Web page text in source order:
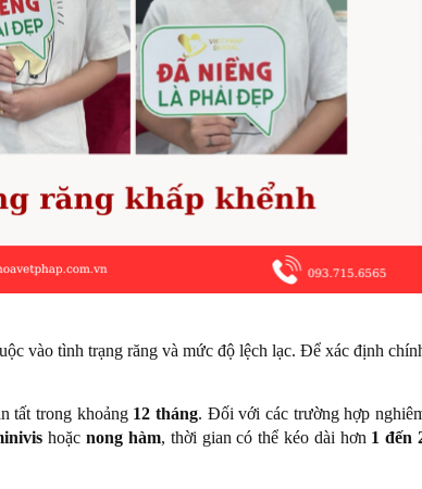
vào tình trạng răng và mức độ lệch lạc. Để xác định
tất trong khoảng 12 tháng. Đối với các trường hợp
hoặcnong hàm, thời gian có thể kéo dài hơn 1 đến